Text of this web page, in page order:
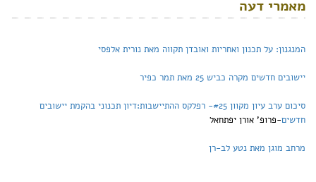
מאמרי דעה
המנגנון: על תכנון ואחריות ואובדן תקווה מאת נורית אלפסי
יישובים חדשים מקרה כביש 25 מאת תמר כפיר
סיכום ערב עיון מקוון #25- רפלקס ההתיישבות:דיון תכנוני בהקמת יישובים
חדשים-פרופ' אורן יפתחאל
מרחב מוגן מאת נטע לב-רן